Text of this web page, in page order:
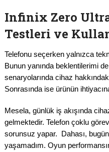
Infinix Zero
Testleri ve
Telefonu seçerken yalnızca
Bunun yanında beklentilerimi
senaryolarında cihaz
Sonrasında ise ürünün
Mesela, günlük iş akışında
gelmektedir. Telefon çoklu
sorunsuz yapar. Dahası,
yaşamadım. Oyun